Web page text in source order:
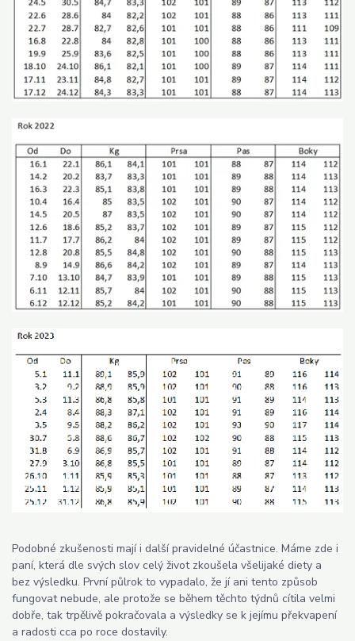
Podobné zkušenosti mají i další pravidelné účastnice. Máme zde i
paní, která dle svých slov celý život zkoušela všelijaké diety a
bez výsledku. První půlrok to vypadalo, že jí ani tento způsob
fungovat nebude, ale protože se během těchto týdnů cítila velmi
dobře, tak trpělivě pokračovala a výsledky se k jejímu překvapení
a radosti cca po roce dostavily.